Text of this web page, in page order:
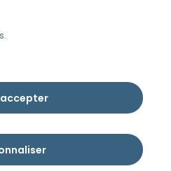
d'aide ?
| Imaginé par Pyxishop - Créé par